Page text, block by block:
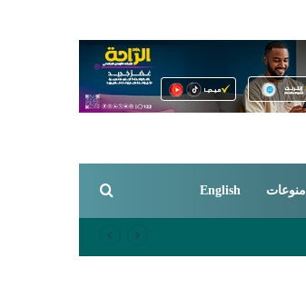
منوعات English بحث عن